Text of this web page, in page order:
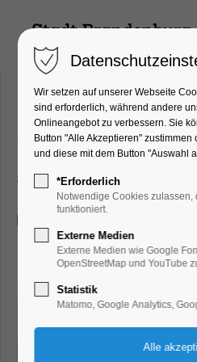
„Große
Stunden
Schiffrundfahrt
Wir setzen auf unserer Webseite
sind erforderlich, während andere
Onlineangebot zu verbessern. Sie
Button "Alle Akzeptieren"
und diese mit dem Button "Auswahl
*Erforderlich
Notwendige Cookies
funktioniert.
Externe Medien
Externe Medien wie Google
OpenStreetMap und YouTube
Statistik
Matomo, Google Analytics,